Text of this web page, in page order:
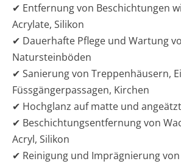
✔ Entfernung von Beschichtungen
Acrylate, Silikon
✔ Dauerhafte Pflege und Wartung
Natursteinböden
✔ Sanierung von Treppenhäusern,
Füssgängerpassagen, Kirchen
✔ Hochglanz auf matte und
✔ Beschichtungsentfernung von
Acryl, Silikon
✔ Reinigung und Imprägnierung von